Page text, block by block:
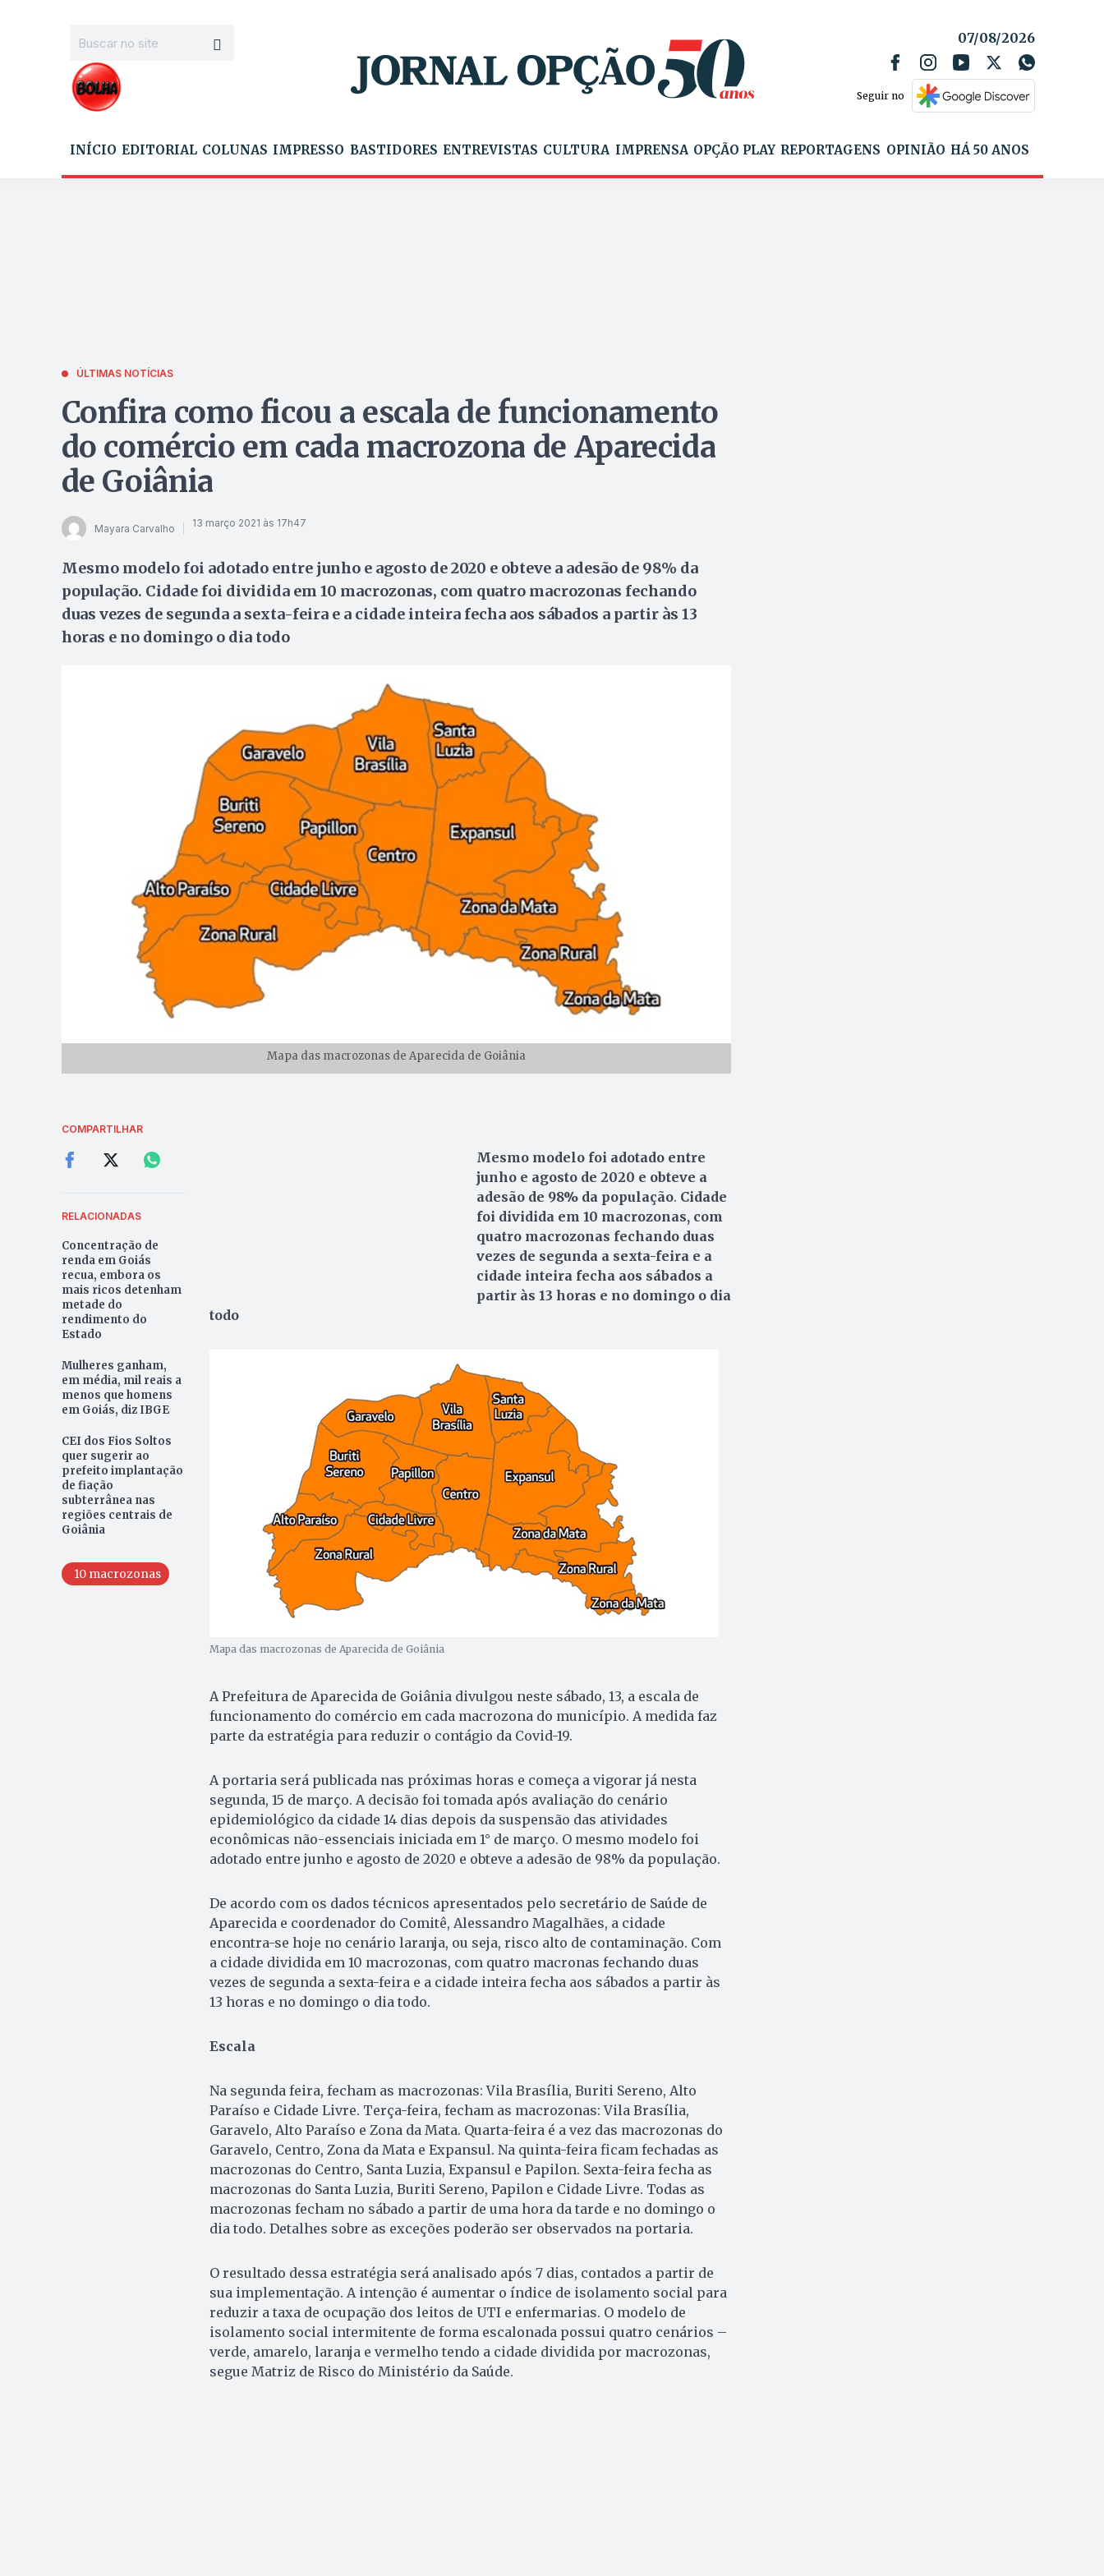
07/08/2026
Seguir no
INÍCIO EDITORIAL COLUNAS IMPRESSO BASTIDORES ENTREVISTAS CULTURA IMPRENSA OPÇÃO PLAY REPORTAGENS OPINIÃO HÁ 50 ANOS
ÚLTIMAS NOTÍCIAS
Confira como ficou a escala de funcionamento
do comércio em cada macrozona de Aparecida
de Goiânia
Mayara Carvalho 13 março 2021 às 17h47
Mesmo modelo foi adotado entre junho e agosto de 2020 e obteve a adesão de 98% da
população. Cidade foi dividida em 10 macrozonas, com quatro macrozonas fechando
duas vezes de segunda a sexta-feira e a cidade inteira fecha aos sábados a partir às 13
horas e no domingo o dia todo
Mapa das macrozonas de Aparecida de Goiânia
COMPARTILHAR
RELACIONADAS
Concentração de
renda em Goiás
recua, embora os
mais ricos detenham
metade do
rendimento do
Estado
Mulheres ganham,
em média, mil reais a
menos que homens
em Goiás, diz IBGE
CEI dos Fios Soltos
quer sugerir ao
prefeito implantação
de fiação
subterrânea nas
regiões centrais de
Goiânia
10 macrozonas
Mesmo modelo foi adotado entre
junho e agosto de 2020 e obteve a
adesão de 98% da população. Cidade
foi dividida em 10 macrozonas, com
quatro macrozonas fechando duas
vezes de segunda a sexta-feira e a
cidade inteira fecha aos sábados a
partir às 13 horas e no domingo o dia
todo
Mapa das macrozonas de Aparecida de Goiânia
A Prefeitura de Aparecida de Goiânia divulgou neste sábado, 13, a escala de
funcionamento do comércio em cada macrozona do município. A medida faz
parte da estratégia para reduzir o contágio da Covid-19.
A portaria será publicada nas próximas horas e começa a vigorar já nesta
segunda, 15 de março. A decisão foi tomada após avaliação do cenário
epidemiológico da cidade 14 dias depois da suspensão das atividades
econômicas não-essenciais iniciada em 1° de março. O mesmo modelo foi
adotado entre junho e agosto de 2020 e obteve a adesão de 98% da população.
De acordo com os dados técnicos apresentados pelo secretário de Saúde de
Aparecida e coordenador do Comitê, Alessandro Magalhães, a cidade
encontra-se hoje no cenário laranja, ou seja, risco alto de contaminação. Com
a cidade dividida em 10 macrozonas, com quatro macronas fechando duas
vezes de segunda a sexta-feira e a cidade inteira fecha aos sábados a partir às
13 horas e no domingo o dia todo.
Escala
Na segunda feira, fecham as macrozonas: Vila Brasília, Buriti Sereno, Alto
Paraíso e Cidade Livre. Terça-feira, fecham as macrozonas: Vila Brasília,
Garavelo, Alto Paraíso e Zona da Mata. Quarta-feira é a vez das macrozonas do
Garavelo, Centro, Zona da Mata e Expansul. Na quinta-feira ficam fechadas as
macrozonas do Centro, Santa Luzia, Expansul e Papilon. Sexta-feira fecha as
macrozonas do Santa Luzia, Buriti Sereno, Papilon e Cidade Livre. Todas as
macrozonas fecham no sábado a partir de uma hora da tarde e no domingo o
dia todo. Detalhes sobre as exceções poderão ser observados na portaria.
O resultado dessa estratégia será analisado após 7 dias, contados a partir de
sua implementação. A intenção é aumentar o índice de isolamento social para
reduzir a taxa de ocupação dos leitos de UTI e enfermarias. O modelo de
isolamento social intermitente de forma escalonada possui quatro cenários –
verde, amarelo, laranja e vermelho tendo a cidade dividida por macrozonas,
segue Matriz de Risco do Ministério da Saúde.